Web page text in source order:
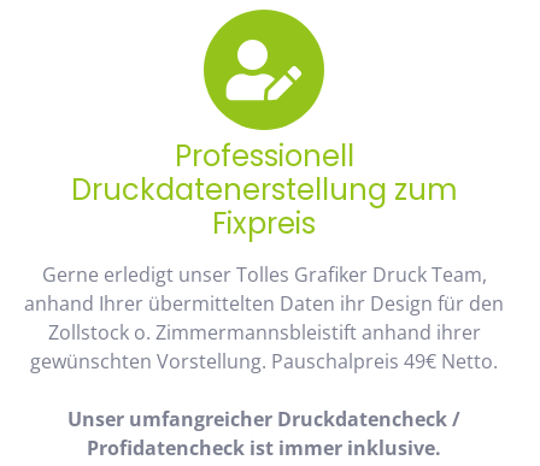
Professionell
Druckdatenerstellung zum
Fixpreis
Gerne erledigt unser Tolles Grafiker Druck Team,
anhand Ihrer übermittelten Daten ihr Design für den
Zollstock o. Zimmermannsbleistift anhand ihrer
gewünschten Vorstellung. Pauschalpreis 49€ Netto.
Unser umfangreicher Druckdatencheck /
Profidatencheck ist immer inklusive.